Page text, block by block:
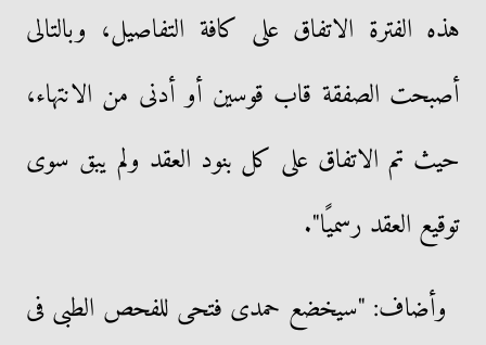
هذه الفترة الاتفاق على كافة التفاصيل، وبالتالى
أصبحت الصفقة قاب قوسين أو أدنى من الانتهاء،
حيث تم الاتفاق على كل بنود العقد ولم يبق سوى
توقيع العقد رسميًا".
وأضاف: "سيخضع حمدى فتحى للفحص الطبى فى